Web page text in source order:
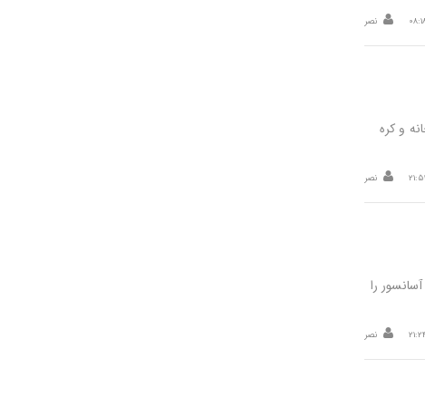
نصر
خانه و کره
نصر
را
نصر